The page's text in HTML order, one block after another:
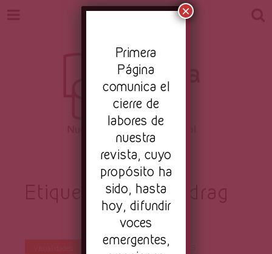
Revista
Primera
Nuestro periodismo cultural
Etiqueta:censura drag
Primera Página Jun 13, 2023
Primera
Página
comunica el
cierre de
labores de
nuestra
revista, cuyo
propósito ha
sido, hasta
hoy, difundir
voces
emergentes,
×